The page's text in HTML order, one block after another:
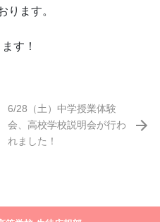
ります。
す！
6/28（土）中学授業体験
会、高校学校説明会が行わ
れました！